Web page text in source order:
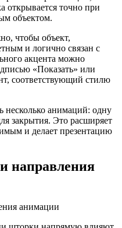
открывается точно при
объектом.
чтобы объект,
и логично связан с
акцента можно
«Показать» или
соответствующий стилю
несколько анимаций: одну
закрытия. Это расширяет
и делает презентацию
направления